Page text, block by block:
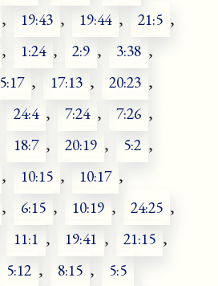
, 19:43 , 19:44 , 21:5 ,
, 1:24 , 2:9 , 3:38 ,
5:17 , 17:13 , 20:23 ,
24:4 , 7:24 , 7:26 ,
18:7 , 20:19 , 5:2 ,
, 10:15 , 10:17 ,
, 6:15 , 10:19 , 24:25 ,
11:1 , 19:41 , 21:15 ,
5:12 , 8:15 , 5:5